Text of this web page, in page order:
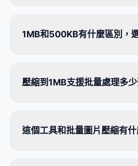
1MB和500KB有什麼區別，
壓縮到1MB支援批量處理多少
這個工具和批量圖片壓縮有什